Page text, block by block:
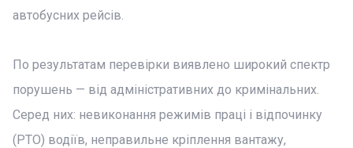
автобусних рейсів.
По результатам перевірки виявлено широкий спектр
порушень — від адміністративних до кримінальних.
Серед них: невиконання режимів праці і відпочинку
(РТО) водіїв, неправильне кріплення вантажу,